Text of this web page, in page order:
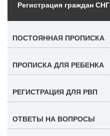
Регистрация граждан СНГ
ПОСТОЯННАЯ ПРОПИСКА
ПРОПИСКА ДЛЯ РЕБЕНКА
РЕГИСТРАЦИЯ ДЛЯ РВП
ОТВЕТЫ НА ВОПРОСЫ